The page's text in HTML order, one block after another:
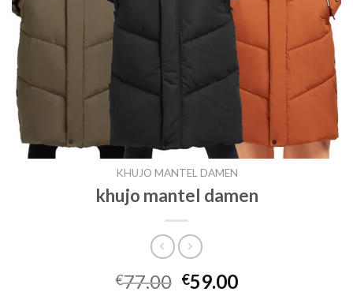
KHUJO MANTEL DAMEN
khujo mantel damen
€77.00 €59.00